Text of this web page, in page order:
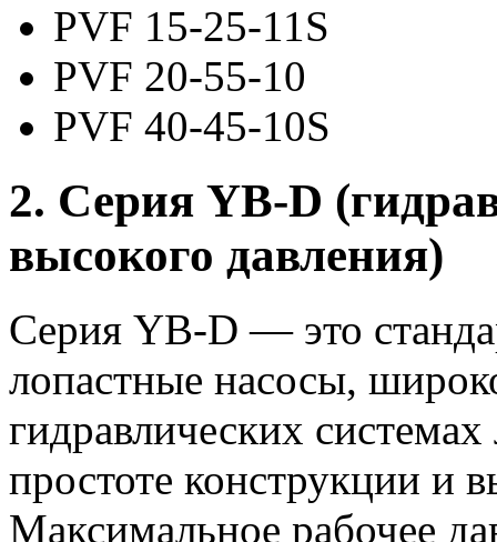
PVF 15-25-11S
PVF 20-55-10
PVF 40-45-10S
2. Серия YB-D
высокого давления)
Серия YB-D — это
лопастные насосы,
гидравлических
простоте конструкции и
Максимальное рабочее